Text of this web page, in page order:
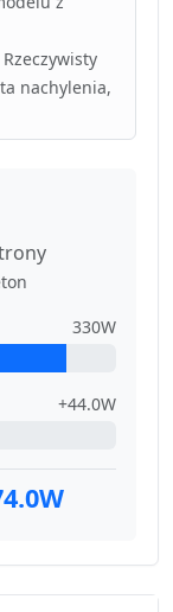
nachylenia,
330W
+44.0W